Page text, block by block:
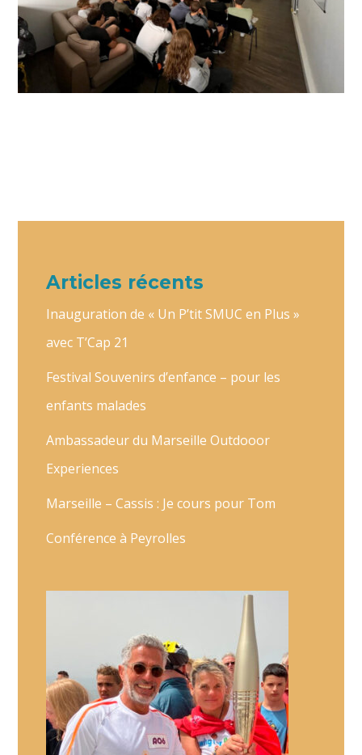
Articles récents
Inauguration de « Un P’tit SMUC en Plus »
avec T’Cap 21
Festival Souvenirs d’enfance – pour les
enfants malades
Ambassadeur du Marseille Outdooor
Experiences
Marseille – Cassis : Je cours pour Tom
Conférence à Peyrolles